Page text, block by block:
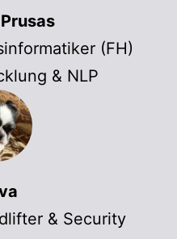
(FH)
& NLP
& Security